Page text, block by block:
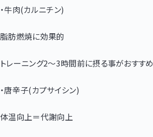
・牛肉(カルニチン)
脂肪燃焼に効果的
トレーニング2〜3時間前に摂る事がおすすめ
・唐辛子(カプサイシン)
体温向上＝代謝向上